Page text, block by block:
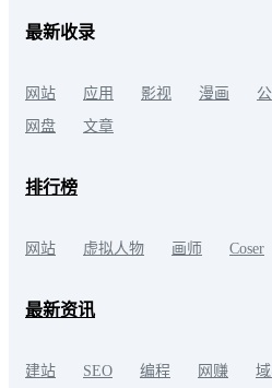
最新收录
网站 应用 影视 漫画
网盘
文章
排行榜
网站 虚拟人物 画师 Coser
最新资讯
建站 SEO 编程 网赚